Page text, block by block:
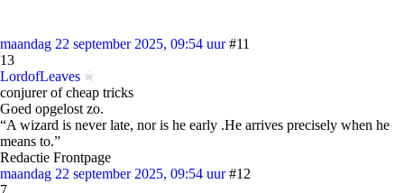
maandag 22 september 2025, 09:54 uur #11
13
LordofLeaves
conjurer of cheap tricks
Goed opgelost zo.
“A wizard is never late, nor is he early .He arrives precisely when he
means to.”
Redactie Frontpage
maandag 22 september 2025, 09:54 uur #12
7